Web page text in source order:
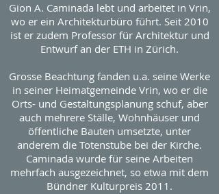
Gion A. Caminada lebt und arbeitet in Vrin,
wo er ein Architekturbüro führt. Seit 2010
ist er zudem Professor für Architektur und
Entwurf an der ETH in Zürich.
Grosse Beachtung fanden u.a. seine Werke
in seiner Heimatgemeinde Vrin, wo er die
Orts- und Gestaltungsplanung schuf, aber
auch mehrere Ställe, Wohnhäuser und
öffentliche Bauten umsetzte, unter
anderem die Totenstube bei der Kirche.
Caminada wurde für seine Arbeiten
mehrfach ausgezeichnet, so etwa mit dem
Bündner Kulturpreis 2011.